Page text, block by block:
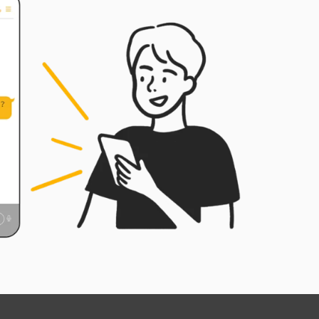
律師相信談判的核心在於理解
與策略，致力於幫助企業了解
法律、及時規劃相關組織、教
育訓練並以此協助法律風險之
控管並取得優勢。